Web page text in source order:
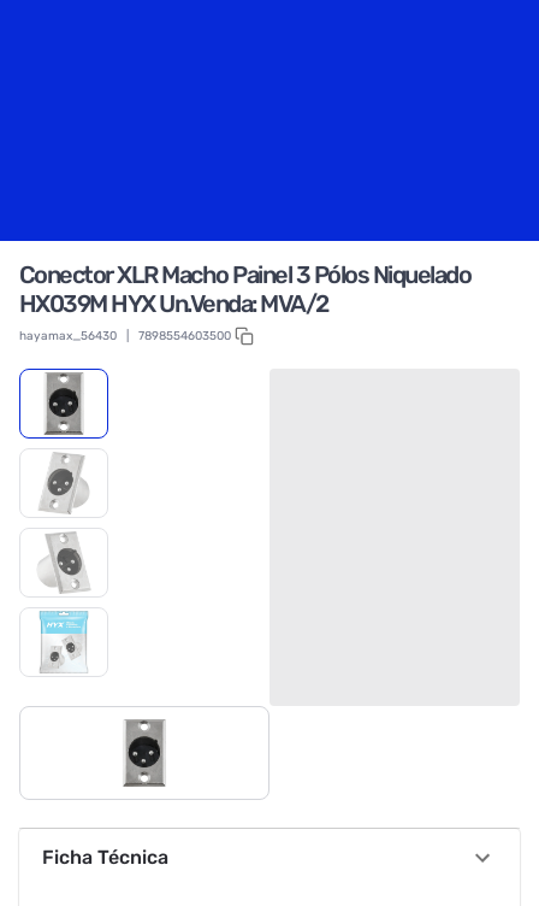
Conector XLR Macho Painel 3 Pólos Niquelado
HX039M HYX Un.Venda: MVA/2
hayamax_56430 7898554603500
Ficha Técnica